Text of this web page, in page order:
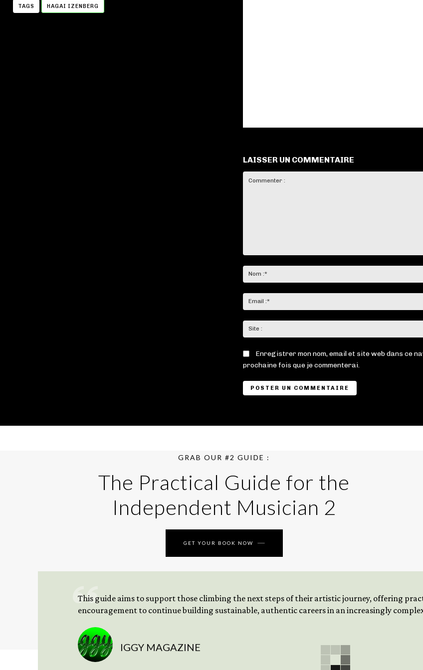
TAGS HAGAI IZENBERG
LAISSER UN COMMENTAIRE
Enregistrer mon nom, email et site web dans ce
prochaine fois que je commenterai.
GRAB OUR #2 GUIDE :
The Practical Guide for the
Independent Musician 2
GET YOUR BOOK NOW
This guide aims to support those climbing the next steps of their artistic journey, offering
encouragement to continue building sustainable, authentic careers in an increasingly
IGGY MAGAZINE